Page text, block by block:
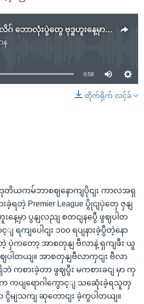
အင်္ဂလိပ် ပရီမီယာလိဂ် ဘောလုံးပွဲတွေ ဗုဒ္ဓဟူးနေ့မှာ ပြန်စ
န
source currently available
0:58
တိုက်ရိုက် လင့်ခ်
ဒုတိယကမ်ဘာစဈနောကျပိုငျး ကာလအရှ
ခဲ့ရတဲ့ Premier League ပွိုငျပှဲတှေ ဇှနျ
နေ့မှာ ပွနျလညျ စတငျနပွေီ ဖွဈပါတ
ျ ရကျပေါငျး ၁၀၀ ရပျနားခဲ့ပွီတဲ့နော
ပှဲကတော့ အာစတှနျ ဗီလာနဲ့ ရှကျဖီး ယူ
ါတယျ။ အာစတှနျဗီလာကှငျး ဗီလာ
ဘဲ ကစားခဲ့တာ ဖွဈပွီး မကစားခငျ မှာ ကှ
ကပျရောဂါကွောင့ျ သဆေုံးခဲ့ရသူတှ
မျသကျ ဆုတောငျး ခဲ့ကွပါတယျ။